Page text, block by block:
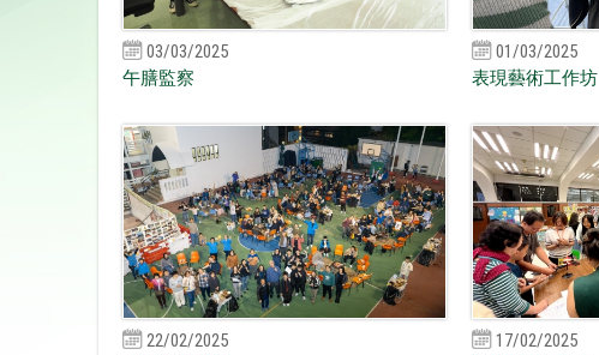
03/03/2025
午膳監察
01/03/2025
表現藝術工作坊
22/02/2025
17/02/2025